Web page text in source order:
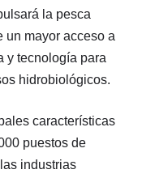
la pesca
un mayor acceso a
y tecnología para
hidrobiológicos.
características
puestos de
industrias